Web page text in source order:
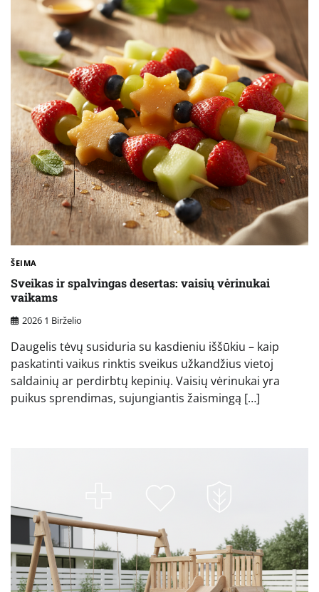
ŠEIMA
Sveikas ir spalvingas desertas: vaisių vėrinukai
vaikams
2026 1 Birželio
Daugelis tėvų susiduria su kasdieniu iššūkiu – kaip
paskatinti vaikus rinktis sveikus užkandžius vietoj
saldainių ar perdirbtų kepinių. Vaisių vėrinukai yra
puikus sprendimas, sujungiantis žaismingą […]